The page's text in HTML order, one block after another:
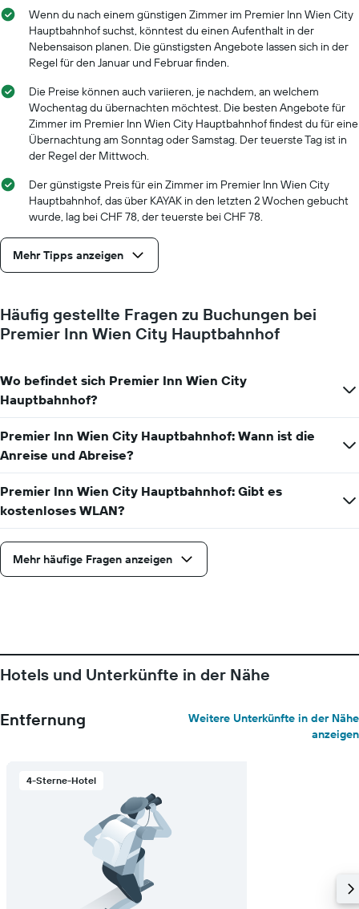
Diagramm
hat
X-
Achse,
die
die
Anzahl
der
Tage
vor
dem
Aufenthalt
anzeigt
Das
Diagramm
hat
1
die
den
durchschnittlichen
anzeigt
Wenn du nach einem günstigen Zimmer im Premier Inn Wien City
Hauptbahnhof suchst, könntest du einen Aufenthalt in der
Nebensaison planen. Die günstigsten Angebote lassen sich in der
Regel für den Januar und Februar finden.
Die Preise können auch variieren, je nachdem, an welchem
Wochentag du übernachten möchtest. Die besten Angebote für
Zimmer im Premier Inn Wien City Hauptbahnhof findest du für eine
Übernachtung am Sonntag oder Samstag. Der teuerste Tag ist in
der Regel der Mittwoch.
Der günstigste Preis für ein Zimmer im Premier Inn Wien City
Hauptbahnhof, das über KAYAK in den letzten 2 Wochen gebucht
wurde, lag bei CHF 78, der teuerste bei CHF 78.
Mehr Tipps anzeigen
Häufig gestellte Fragen zu Buchungen bei
Premier Inn Wien City Hauptbahnhof
Wo befindet sich Premier Inn Wien City
Hauptbahnhof?
Premier Inn Wien City Hauptbahnhof: Wann ist die
Anreise und Abreise?
Premier Inn Wien City Hauptbahnhof: Gibt es
kostenloses WLAN?
Mehr häufige Fragen anzeigen
Hotels und Unterkünfte in der Nähe
Entfernung
Weitere Unterkünfte in der Nähe
anzeigen
4-Sterne-Hotel